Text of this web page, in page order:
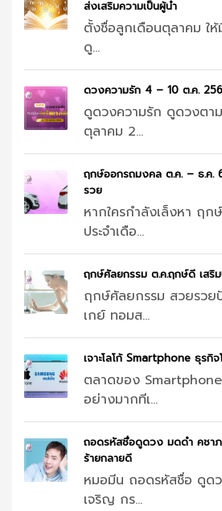
ส่งเสริมความเป็นผู้นำ
ตั้งชื่อลูกเดือนตุลาคม ให้
ดู...
ดวงความรัก 4 – 10 ต.ค.
ดูดวงความรัก ดูดวงตาม
ตุลาคม 2...
ฤกษ์ออกรถมงคล ต.ค. – ธ.ค.
รวย
หากใครกำลังเล็งหา ฤ
ประจำเดือ...
ฤกษ์ศัลยกรรม ต.ค.ฤกษ์ดี เสริ
ฤกษ์ศัลยกรรม สวยรว
เกย์ ทอมส...
เจาะโลโก้ Smartphone ธุรกิ
ตลาดของ
อย่างมากทีเ...
ถอดรหัสชื่อดูดวง มดดำ คชาภ
ร้ายกลายดี
หมอมีน ถอดรหัสชื่อ ดูด
เจริญ กร...